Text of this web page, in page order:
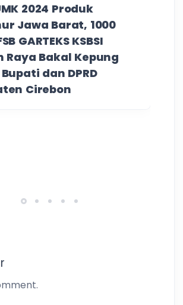
2024 Produk
Jawa Barat, 1000
GARTEKS KSBSI
Raya Bakal Kepung
dan DPRD
Cirebon